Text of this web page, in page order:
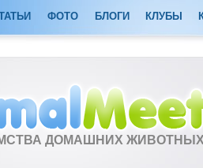
ФОТО БЛОГИ КЛУБЫ
ДОМАШНИХ